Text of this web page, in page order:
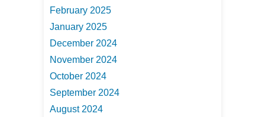
February 2025
January 2025
December 2024
November 2024
October 2024
September 2024
August 2024